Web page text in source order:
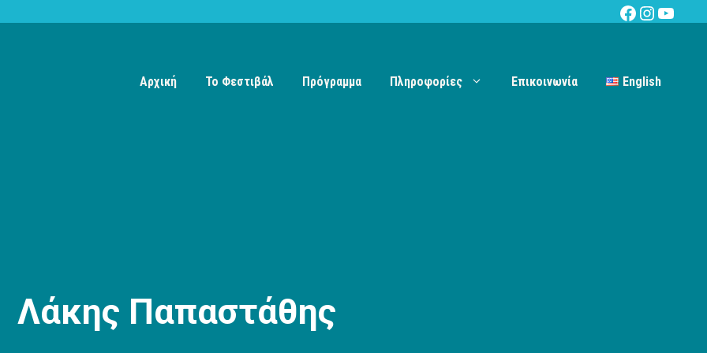
Facebook
Αρχική Το Φεστιβάλ Πρόγραμμα Πληροφορίες Επικοινωνία English
Λάκης Παπαστάθης